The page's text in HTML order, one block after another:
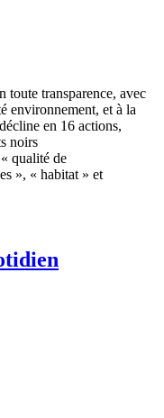
toute transparence, avec
environnement, et à la
en 16 actions,
noirs
qualité de
», « habitat » et